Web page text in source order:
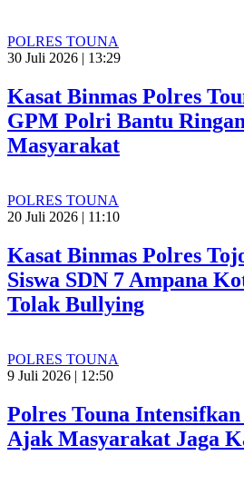
POLRES TOUNA
30 Juli 2026 | 13:29
Kasat Binmas Polres
GPM Polri Bantu
Masyarakat
POLRES TOUNA
20 Juli 2026 | 11:10
Kasat Binmas Polres
Siswa SDN 7 Ampana
Tolak Bullying
POLRES TOUNA
9 Juli 2026 | 12:50
Polres Touna
Ajak Masyarakat Jaga